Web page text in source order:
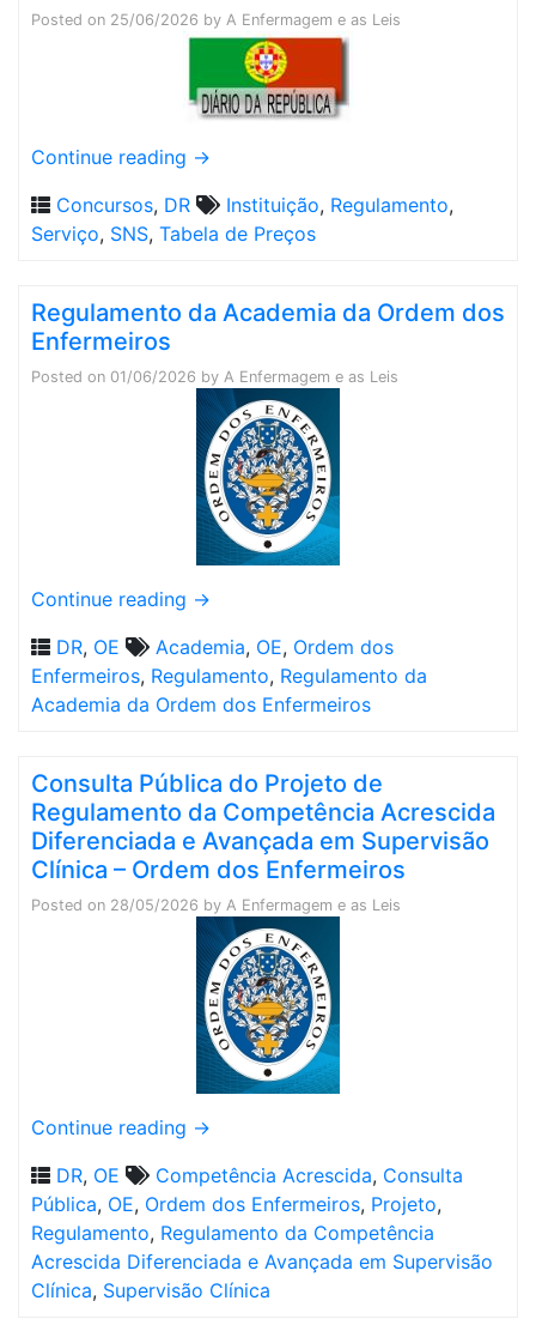
Posted on 25/06/2026 by A Enfermagem e as Leis
Continue reading →
Concursos, DR Instituição, Regulamento,
Serviço, SNS, Tabela de Preços
Regulamento da Academia da Ordem dos
Enfermeiros
Posted on 01/06/2026 by A Enfermagem e as Leis
Continue reading →
DR, OE Academia, OE, Ordem dos
Enfermeiros, Regulamento, Regulamento da
Academia da Ordem dos Enfermeiros
Consulta Pública do Projeto de
Regulamento da Competência Acrescida
Diferenciada e Avançada em Supervisão
Clínica – Ordem dos Enfermeiros
Posted on 28/05/2026 by A Enfermagem e as Leis
Continue reading →
DR, OE Competência Acrescida, Consulta
Pública, OE, Ordem dos Enfermeiros, Projeto,
Regulamento, Regulamento da Competência
Acrescida Diferenciada e Avançada em Supervisão
Clínica, Supervisão Clínica